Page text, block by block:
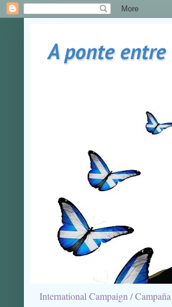
A ponte
International Campaign /